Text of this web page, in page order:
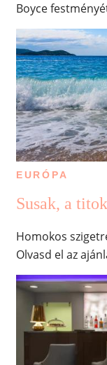
Boyce
EURÓPA
Susak, a
Homokos
Olvasd el az